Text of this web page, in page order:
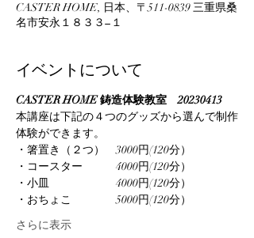
CASTER HOME, 日本、〒511-0839 三重県桑
名市安永１８３３−１
イベントについて
CASTER HOME 鋳造体験教室　20230413
本講座は下記の４つのグッズから選んで制作
体験ができます。
・箸置き（２つ）　3000円(120分）
・コースター　　　4000円(120分）
・小皿　　　　　　4000円(120分）
・おちょこ　　　　5000円(120分）
さらに表示